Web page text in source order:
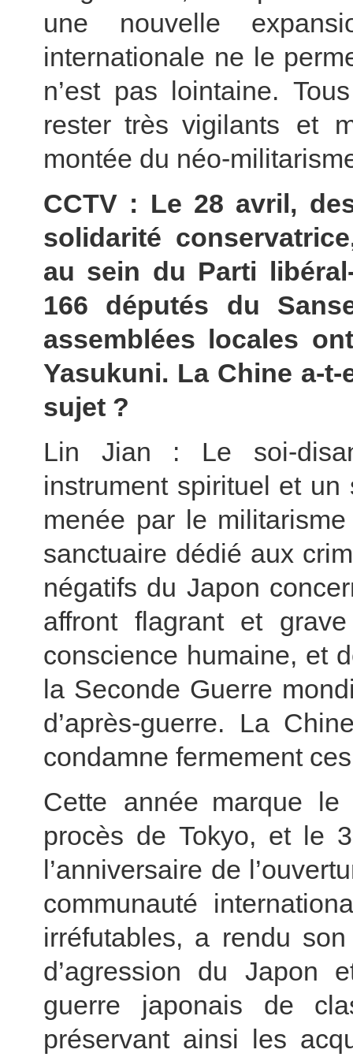
une nouvelle
internationale ne le
n’est pas lointaine.
rester très vigilants et
montée du néo-
CCTV : Le 28 avril,
solidarité
au sein du Parti
166 députés du
assemblées locales
Yasukuni. La Chine a-
sujet ?
Lin Jian : Le soi-
instrument spirituel et un
menée par le
sanctuaire dédié aux
négatifs du Japon
affront flagrant et
conscience humaine, et
la Seconde Guerre
d’après-guerre. La
condamne fermement
Cette année marque
procès de Tokyo, et le
l’anniversaire de
communauté
irréfutables, a rendu
d’agression du Japon
guerre japonais de
préservant ainsi les